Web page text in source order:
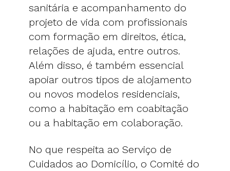
sanitária e acompanhamento do
projeto de vida com profissionais
com formação em direitos, ética,
relações de ajuda, entre outros.
Além disso, é também essencial
apoiar outros tipos de alojamento
ou novos modelos residenciais,
como a habitação em coabitação
ou a habitação em colaboração.
No que respeita ao Serviço de
Cuidados ao Domicílio, o Comité do